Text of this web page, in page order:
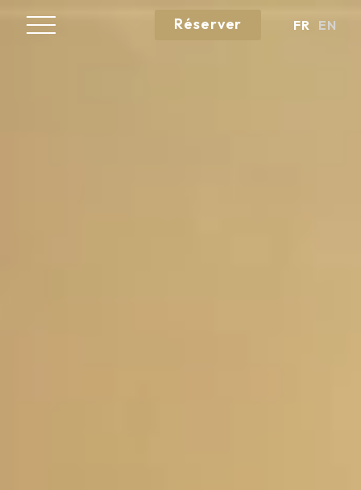
Réserver FR EN